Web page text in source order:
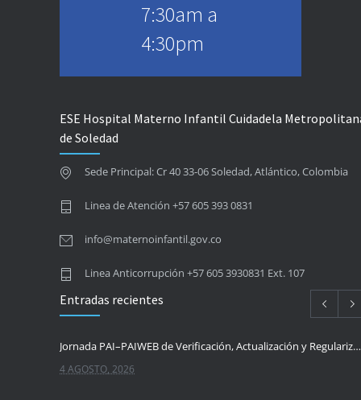
7:30am a
4:30pm
ESE Hospital Materno Infantil Cuidadela
de Soledad
Sede Principal: Cr 40 33-06 Soledad, Atlántico, Colombia
Linea de Atención +57 605 393 0831
info@maternoinfantil.gov.co
Linea Anticorrupción +57 605 3930831 Ext. 107
Entradas recientes
Jornada PAI–PAIWEB de Verificación, Actualización y Regularización del Esquema de Vacunación
4 AGOSTO, 2026